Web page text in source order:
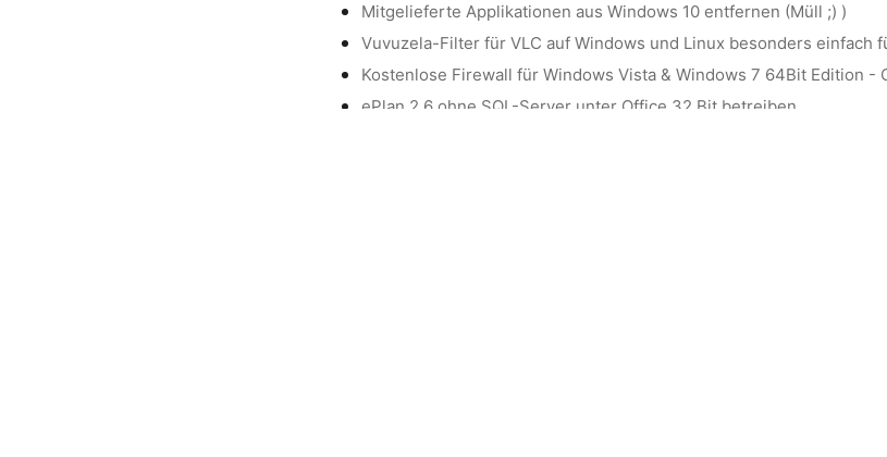
Mitgelieferte Applikationen aus Windows 10 entfernen (Müll ;) )
Vuvuzela-Filter für VLC auf Windows und Linux besonders einfach
Kostenlose Firewall für Windows Vista & Windows 7 64Bit Edition -
ePlan 2.6 ohne SQL-Server unter Office 32 Bit betreiben